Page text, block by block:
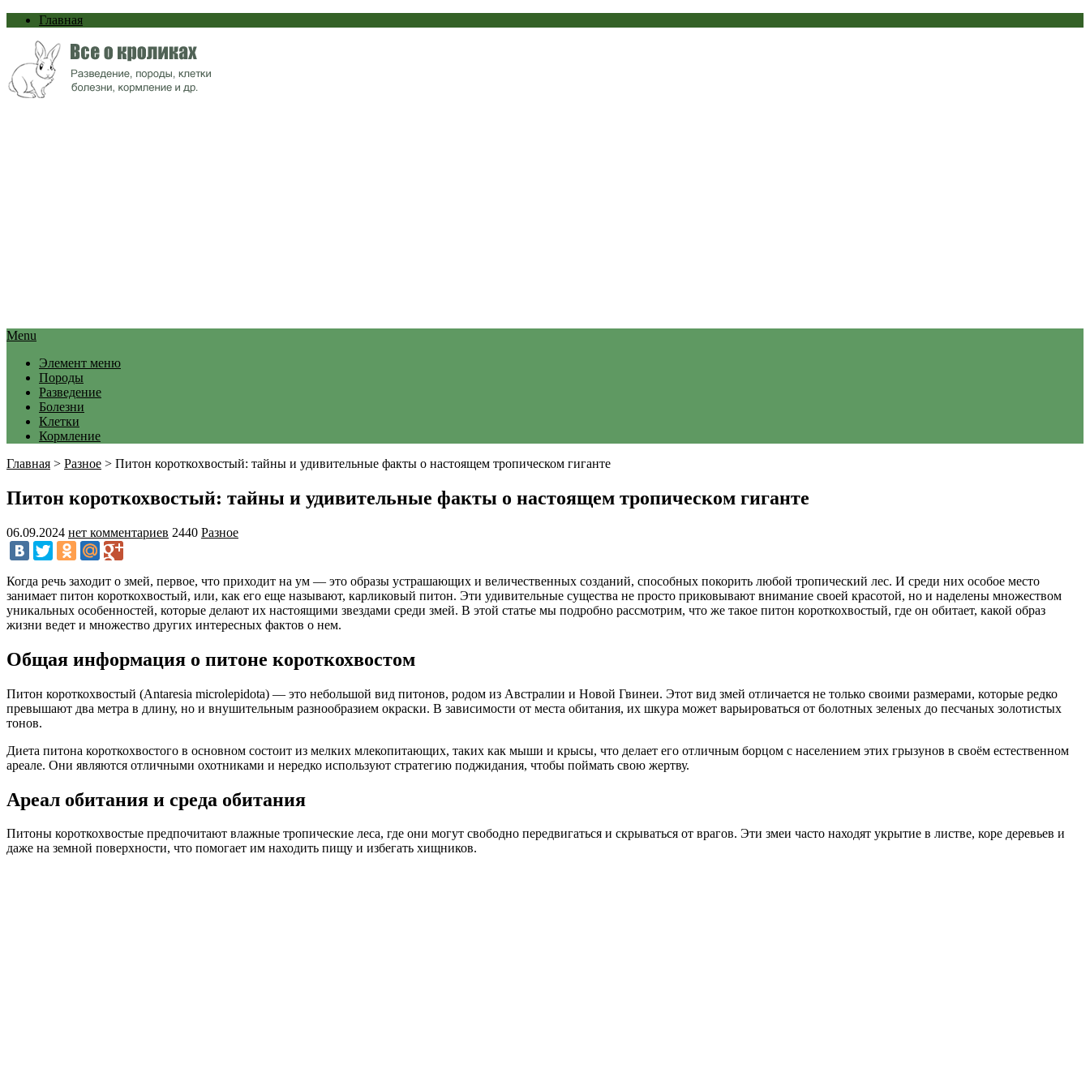
Главная
Menu
Элемент меню
Породы
Разведение
Болезни
Клетки
Кормление
Главная > Разное > Питон короткохвостый: тайны и удивительные факты о настоящем тропическом гиганте
Питон короткохвостый: тайны и удивительные факты о настоящем тропическом гиганте
06.09.2024 нет комментариев 2440 Разное
Когда речь заходит о змей, первое, что приходит на ум — это образы устрашающих и величественных созданий, способных покорить любой тропический лес. И среди них особое место
занимает питон короткохвостый, или, как его еще называют, карликовый питон. Эти удивительные существа не просто приковывают внимание своей красотой, но и наделены множеством
уникальных особенностей, которые делают их настоящими звездами среди змей. В этой статье мы подробно рассмотрим, что же такое питон короткохвостый, где он обитает, какой образ
жизни ведет и множество других интересных фактов о нем.
Общая информация о питоне короткохвостом
Питон короткохвостый (Antaresia microlepidota) — это небольшой вид питонов, родом из Австралии и Новой Гвинеи. Этот вид змей отличается не только своими размерами, которые редко
превышают два метра в длину, но и внушительным разнообразием окраски. В зависимости от места обитания, их шкура может варьироваться от болотных зеленых до песчаных золотистых
тонов.
Диета питона короткохвостого в основном состоит из мелких млекопитающих, таких как мыши и крысы, что делает его отличным борцом с населением этих грызунов в своём естественном
ареале. Они являются отличными охотниками и нередко используют стратегию поджидания, чтобы поймать свою жертву.
Ареал обитания и среда обитания
Питоны короткохвостые предпочитают влажные тропические леса, где они могут свободно передвигаться и скрываться от врагов. Эти змеи часто находят укрытие в листве, коре деревьев и
даже на земной поверхности, что помогает им находить пищу и избегать хищников.